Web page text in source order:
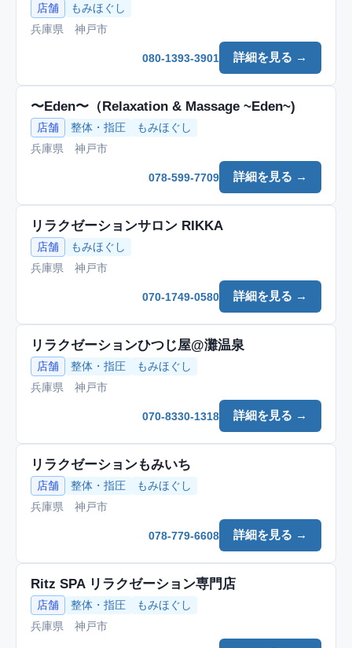
店舗
もみほぐし
兵庫県 神戸市
詳細を見る →
080-1393-3901
〜Eden〜（Relaxation & Massage ~Eden~)
店舗 整体・指圧
もみほぐし
兵庫県 神戸市
詳細を見る →
078-599-7709
リラクゼーションサロン RIKKA
店舗
もみほぐし
兵庫県 神戸市
詳細を見る →
070-1749-0580
リラクゼーションひつじ屋@灘温泉
店舗 整体・指圧
もみほぐし
兵庫県 神戸市
詳細を見る →
070-8330-1318
リラクゼーションもみいち
店舗 整体・指圧
もみほぐし
兵庫県 神戸市
詳細を見る →
078-779-6608
Ritz SPA リラクゼーション専門店
店舗 整体・指圧
もみほぐし
兵庫県 神戸市